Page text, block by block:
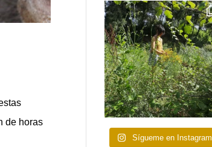
de horas
Sígueme en Instagram